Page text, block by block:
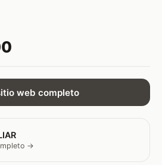
web completo
→